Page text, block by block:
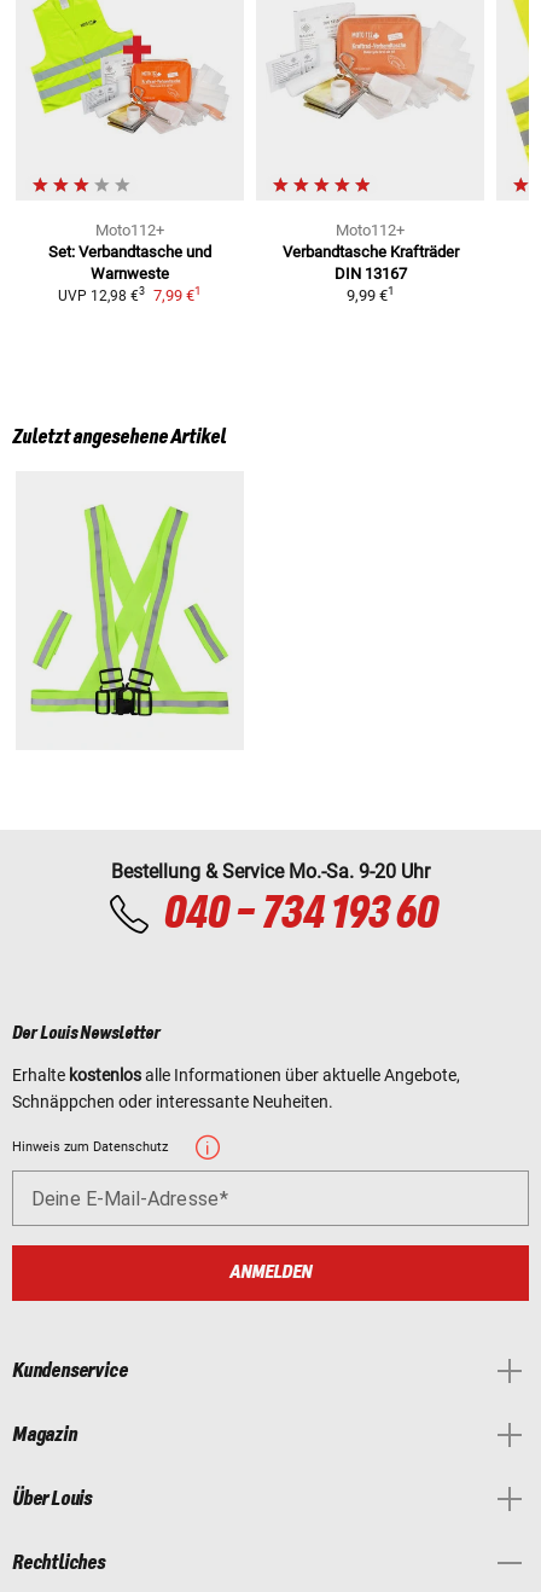
Moto112+
Set: Verbandtasche und
Warnweste
UVP 12,98 €3 7,99 €1
Moto112+
Verbandtasche Krafträder
DIN 13167
9,99 €1
Zuletzt angesehene Artikel
Bestellung & Service Mo.-Sa. 9-20 Uhr
040 - 734 193 60
Der Louis Newsletter
Erhalte kostenlosalle Informationen über aktuelle Angebote,
Schnäppchen oder interessante Neuheiten.
Hinweis zum Datenschutz
Deine E-Mail-Adresse
ANMELDEN
Kundenservice
Magazin
Über Louis
Rechtliches